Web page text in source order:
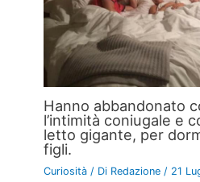
Hanno abbandonato
l’intimità coniugale e
letto gigante, per
figli.
Curiosità / Di Redazione / 21